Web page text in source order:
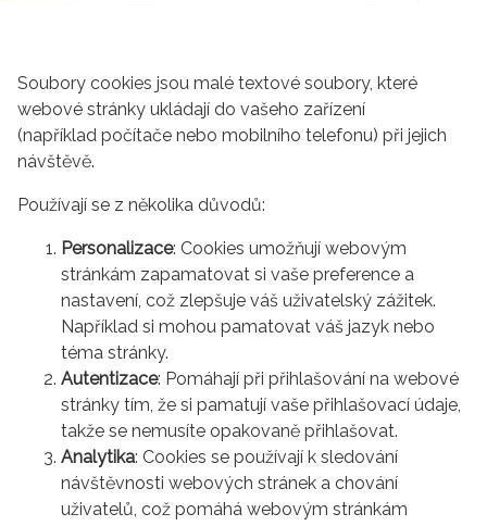
Soubory cookies jsou malé textové soubory, které
webové stránky ukládají do vašeho zařízení
(například počítače nebo mobilního telefonu) při jejich
návštěvě.
Používají se z několika důvodů:
Personalizace: Cookies umožňují webovým
stránkám zapamatovat si vaše preference a
nastavení, což zlepšuje váš uživatelský zážitek.
Například si mohou pamatovat váš jazyk nebo
téma stránky.
Autentizace: Pomáhají při přihlašování na webové
stránky tím, že si pamatují vaše přihlašovací údaje,
takže se nemusíte opakovaně přihlašovat.
Analytika: Cookies se používají k sledování
návštěvnosti webových stránek a chování
uživatelů, což pomáhá webovým stránkám